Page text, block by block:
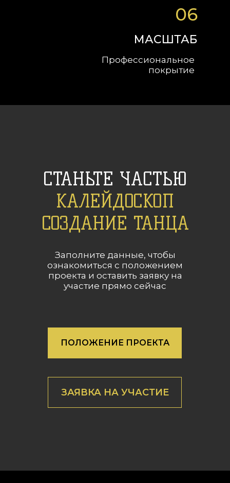
Профессиональное
покрытие
06
МАСШТАБ
Заполните данные, чтобы
ознакомиться с положением
проекта и оставить заявку на
участие прямо сейчас
СТАНЬТЕ ЧАСТЬЮ
КАЛЕЙДОСКОП
СОЗДАНИЕ ТАНЦА
ПОЛОЖЕНИЕ ПРОЕКТА
ЗАЯВКА НА УЧАСТИЕ